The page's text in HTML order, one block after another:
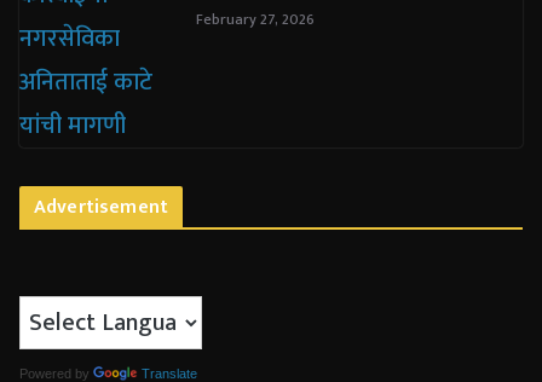
February 27, 2026
Advertisement
Powered by Translate